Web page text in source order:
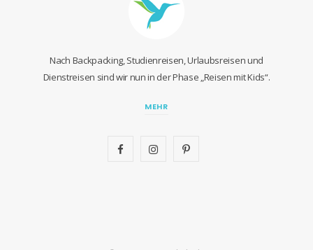
Nach Backpacking, Studienreisen, Urlaubsreisen und
Dienstreisen sind wir nun in der Phase „Reisen mit Kids“.
MEHR
F
I
P